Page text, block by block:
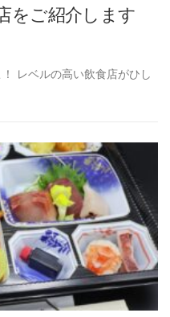
をご紹介します
レベルの高い飲食店がひし